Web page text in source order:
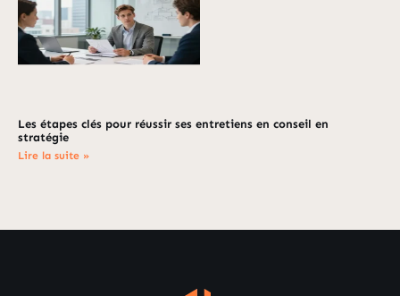
Les étapes clés pour réussir ses entretiens en conseil en
stratégie
Lire la suite »